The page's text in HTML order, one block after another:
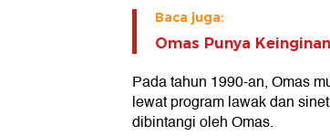
Baca juga:
Omas Punya
Pada tahun 1990-an, Omas
lewat program lawak dan
dibintangi oleh Omas.